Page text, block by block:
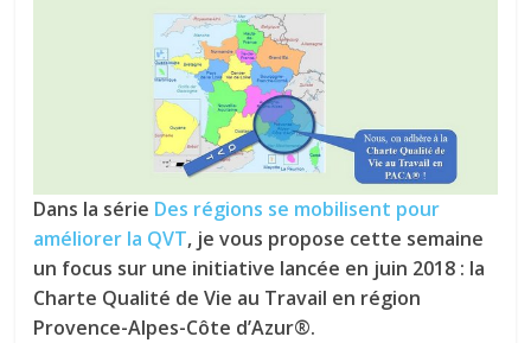
Dans la série Des régions se mobilisent pour
améliorer la QVT, je vous propose cette semaine
un focus sur une initiative lancée en juin 2018 : la
Charte Qualité de Vie au Travail en région
Provence-Alpes-Côte d’Azur®.